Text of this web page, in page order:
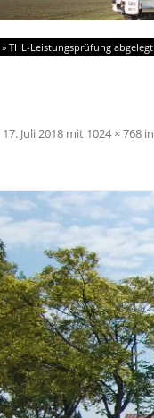
» THL-Leistungsprüfung abgelegt
17. Juli 2018 mit 1024 × 768 in